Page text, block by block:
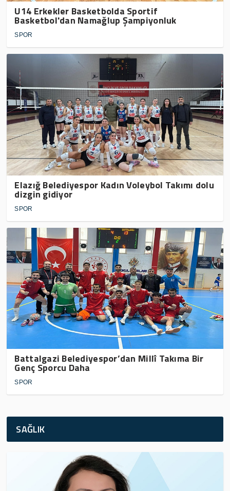
U14 Erkekler Basketbolda Sportif
Basketbol'dan Namağlup Şampiyonluk
SPOR
Elazığ Belediyespor Kadın Voleybol Takımı dolu
dizgin gidiyor
SPOR
Battalgazi Belediyespor’dan Millî Takıma Bir
Genç Sporcu Daha
SPOR
SAĞLIK